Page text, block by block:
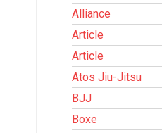
Alliance
Article
Article
Atos Jiu-Jitsu
BJJ
Boxe